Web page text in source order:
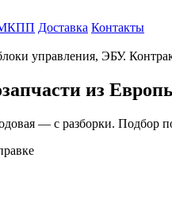
Доставка Контакты
из
— с разборки. Подбор